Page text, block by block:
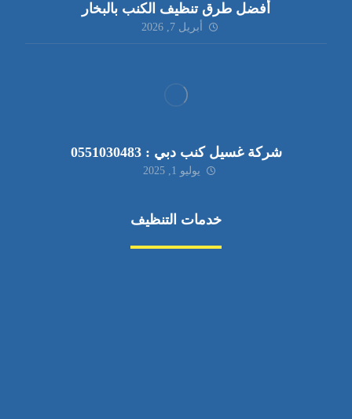
أفضل طرق تنظيف الكنب بالبخار
أبريل 7, 2026
شركة غسيل كنب دبي : 0551030483
يوليو 1, 2025
خدمات التنظيف